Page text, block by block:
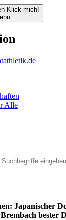
Klick mich!
Alle
Japanischer
bester